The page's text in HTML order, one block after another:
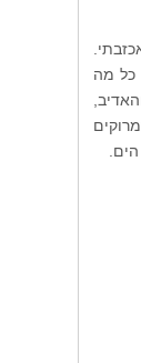
כל מה